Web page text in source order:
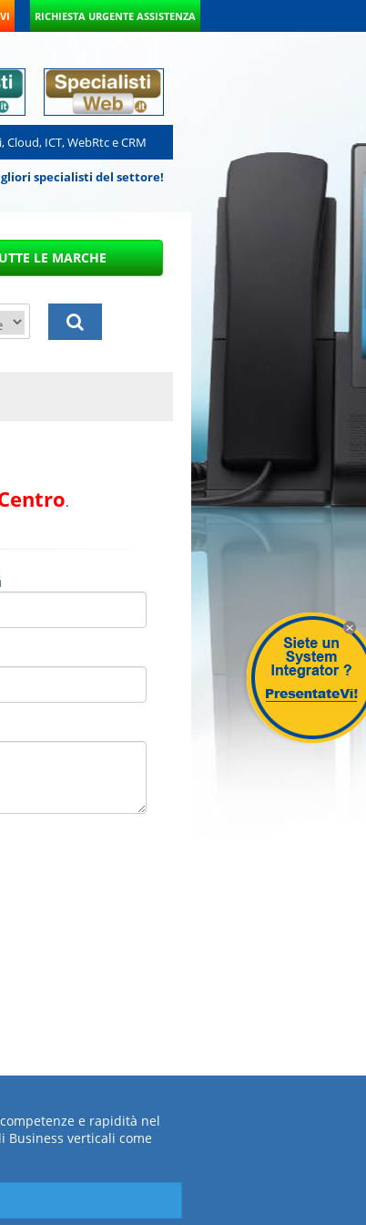
X
RICHIESTA URGENTE ASSISTENZA
ICT, WebRtc e CRM
specialisti del settore!
.
e rapidità nel
Business verticali come